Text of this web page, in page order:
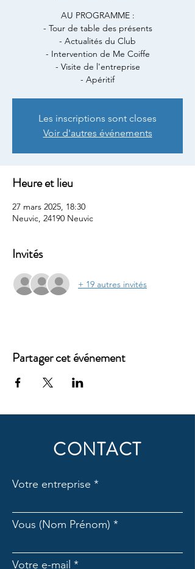
AU PROGRAMME :
- Tour de table des présents
- Actualités du Club
- Intervention de Me Coiffe
- Visite de l'entreprise
- Apéritif
Les inscriptions sont closes
Voir d'autres événements
Heure et lieu
27 mars 2025, 18:30
Neuvic, 24190 Neuvic
Invités
+ 19 autres invités
Partager cet événement
CONTACT
Votre entreprise
Vous (Nom Prénom)
Votre e-mail